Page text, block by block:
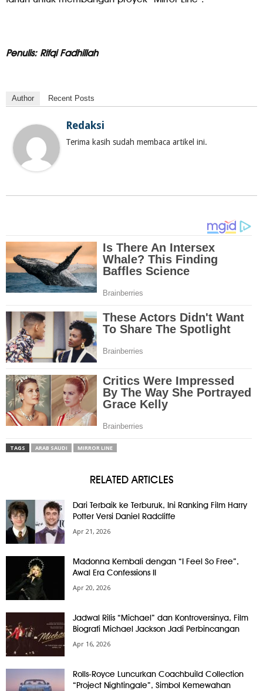
Penulis: Rifqi Fadhillah
Author Recent Posts
Redaksi
Terima kasih sudah membaca artikel ini.
TAGS ARAB SAUDI MIRROR LINE
RELATED ARTICLES
Dari Terbaik ke Terburuk, Ini Ranking Film Harry
Potter Versi Daniel Radcliffe
Apr 21, 2026
Madonna Kembali dengan “I Feel So Free”,
Awal Era Confessions II
Apr 20, 2026
Jadwal Rilis “Michael” dan Kontroversinya, Film
Biografi Michael Jackson Jadi Perbincangan
Apr 16, 2026
Rolls-Royce Luncurkan Coachbuild Collection
“Project Nightingale”, Simbol Kemewahan